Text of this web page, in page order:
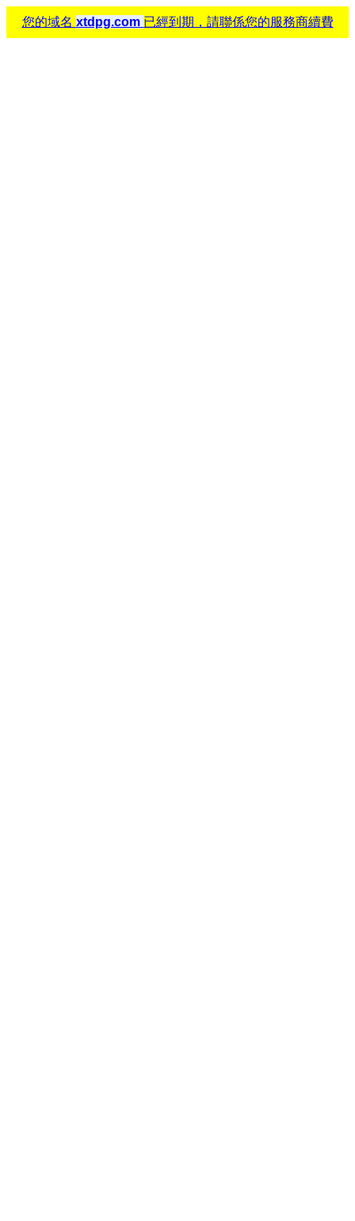
您的域名 xtdpg.com 已經到期，請聯係您的服務商續費